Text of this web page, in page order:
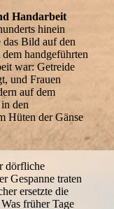
Handarbeit
hinein
das Bild auf den
handgeführten
war: Getreide
und Frauen
auf dem
den
Hüten der Gänse
dörfliche
Gespanne traten
ersetzte die
früher Tage